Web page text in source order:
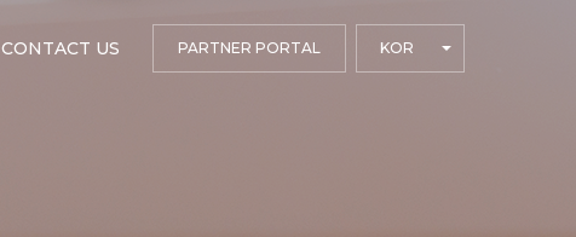
CONTACT US PARTNER PORTAL KOR